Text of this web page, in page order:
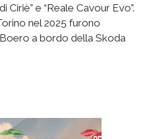
Ciriè” e “Reale Cavour Evo”.
nel 2025 furono
a bordo della Skoda